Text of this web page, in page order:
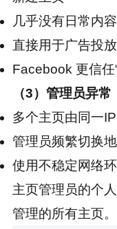
几乎没有日常内容
直接用于广告投放
Facebook 更信任
（3）管理员异常
多个主页由同一
管理员频繁切换
使用不稳定网络
主页管理员的个
管理的所有主页。